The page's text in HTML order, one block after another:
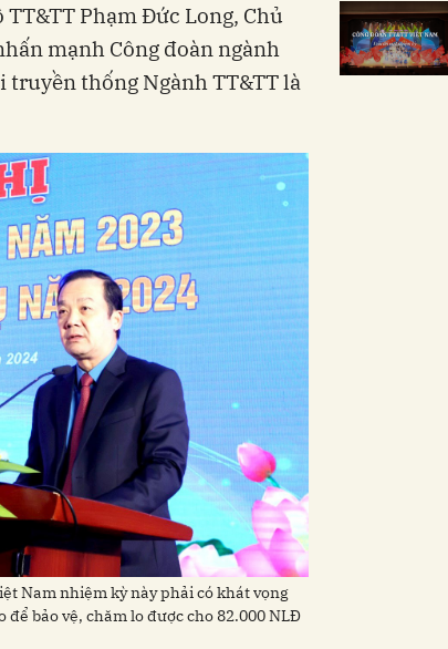
Phạm Đức Long, Chủ
mạnh Công đoàn ngành
thống Ngành TT&TT là
Nam nhiệm kỳ này phải có khát vọng
bảo vệ, chăm lo được cho 82.000 NLĐ